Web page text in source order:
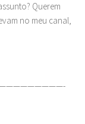
Querem
no meu canal,